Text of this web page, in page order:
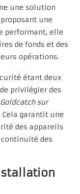
une solution
une
performant, elle
de fonds et des
opérations.
étant deux
privilégier des
sur
garantit une
des appareils
des